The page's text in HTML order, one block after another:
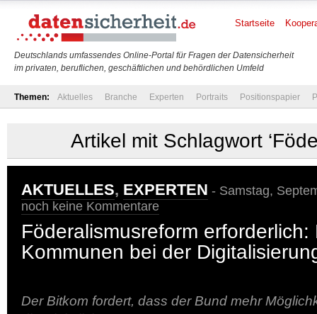
Deutschlands umfassendes Online-Portal für Fragen der Datensicherheit
im privaten, beruflichen, geschäftlichen und behördlichen Umfeld
Startseite
Themen: Aktuelles Branche Experten Portraits Positionspapier
Artikel mit Schlagwort
AKTUELLES, EXPERTEN - Samstag,
noch keine Kommentare
Föderalismusreform erforderlich:
Kommunen bei der
Der Bitkom fordert, dass der Bund mehr